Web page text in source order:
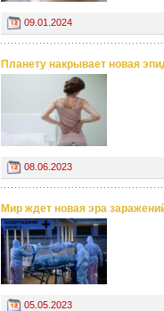
09.01.2024
Планету накрывает новая
08.06.2023
Мир ждет новая эра
05.05.2023